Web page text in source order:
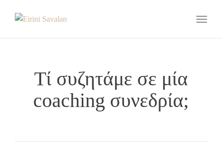
Τί συζητάμε σε μία
coaching συνεδρία;